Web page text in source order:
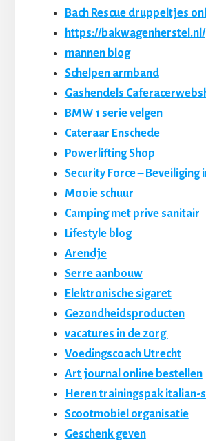
Bach Rescue druppeltjes
https://bakwagenherstel.nl/
mannen blog
Schelpen armband
Gashendels
BMW 1 serie velgen
Cateraar Enschede
Powerlifting Shop
Security Force – Beveiliging
Mooie schuur
Camping met prive sanitair
Lifestyle blog
Arendje
Serre aanbouw
Elektronische sigaret
Gezondheidsproducten
vacatures in de zorg
Voedingscoach Utrecht
Art journal online bestellen
Heren trainingspak italian-
Scootmobiel organisatie
Geschenk geven